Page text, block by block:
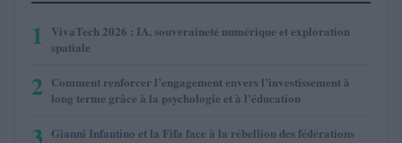
1
VivaTech 2026 : IA, souveraineté numérique et exploration
spatiale
2 Comment renforcer l’engagement envers l’investissement à
long terme grâce à la psychologie et à l’éducation
Gianni Infantino et la Fifa face à la rébellion des fédérations